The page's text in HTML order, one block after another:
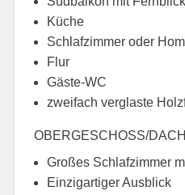
Küche
Schlafzimmer oder
Flur
Gäste-WC
zweifach verglaste
OBERGESCHOSS/
Großes Schlafzimmer
Einzigartiger Ausblick